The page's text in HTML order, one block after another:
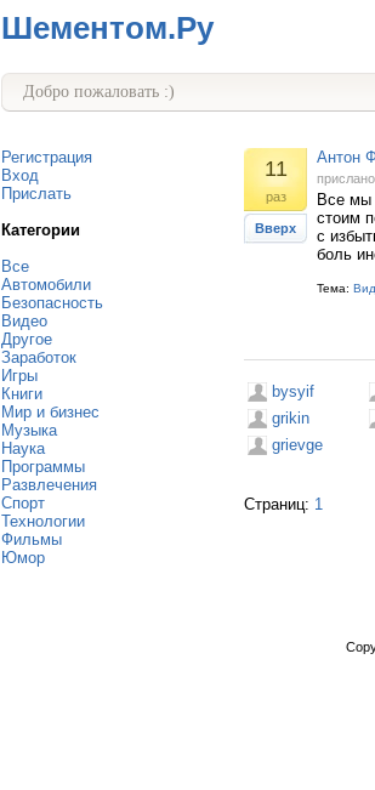
Шементом.Ру
Добро пожаловать :)
Регистрация
Вход
Прислать
Категории
Все
Автомобили
Безопасность
Видео
Другое
Заработок
Игры
Книги
Мир и бизнес
Музыка
Наука
Программы
Развлечения
Спорт
Технологии
Фильмы
Юмор
11
раз
Вверх
Антон
Все мы
стоим
с
боль
Тема:
bysyif
grikin
grievge
Страниц: 1